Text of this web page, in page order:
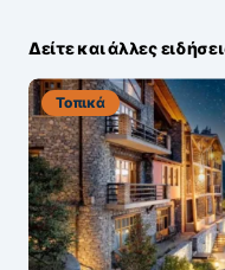
Δείτε και άλλες
Τοπικά